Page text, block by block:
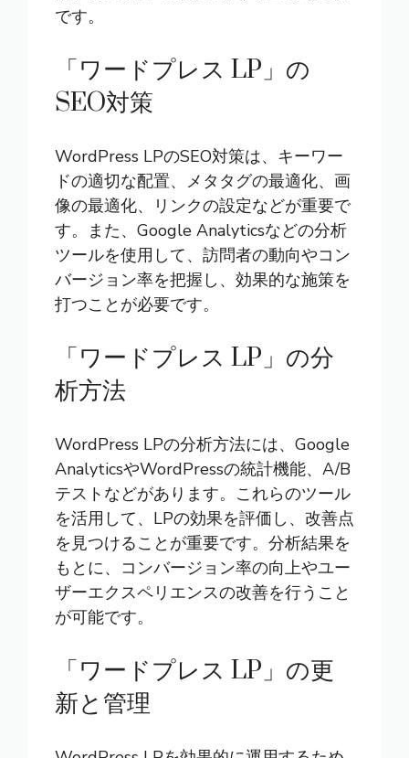
です。
「ワードプレス LP」の
SEO対策
WordPress LPのSEO対策は、キーワー
ドの適切な配置、メタタグの最適化、画
像の最適化、リンクの設定などが重要で
す。また、Google Analyticsなどの分析
ツールを使用して、訪問者の動向やコン
バージョン率を把握し、効果的な施策を
打つことが必要です。
「ワードプレス LP」の分
析方法
WordPress LPの分析方法には、Google
AnalyticsやWordPressの統計機能、A/B
テストなどがあります。これらのツール
を活用して、LPの効果を評価し、改善点
を見つけることが重要です。分析結果を
もとに、コンバージョン率の向上やユー
ザーエクスペリエンスの改善を行うこと
が可能です。
「ワードプレス LP」の更
新と管理